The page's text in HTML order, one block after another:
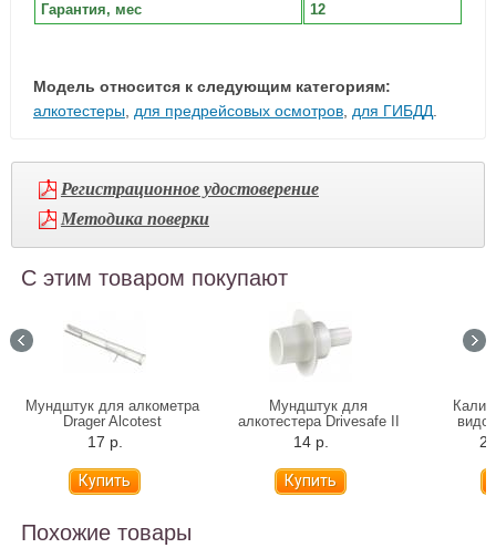
Гарантия, мес
12
Модель относится к следующим категориям:
алкотестеры, для предрейсовых осмотров, для ГИБДД.
Регистрационное удостоверение
Методика поверки
С этим товаром покупают
Мундштук для алкометра
Drager Alcotest
6810/7510/5510/6820 (РУ)
17 р.
Мундштук для
алкотестера Drivesafe II
14 р.
Похожие товары